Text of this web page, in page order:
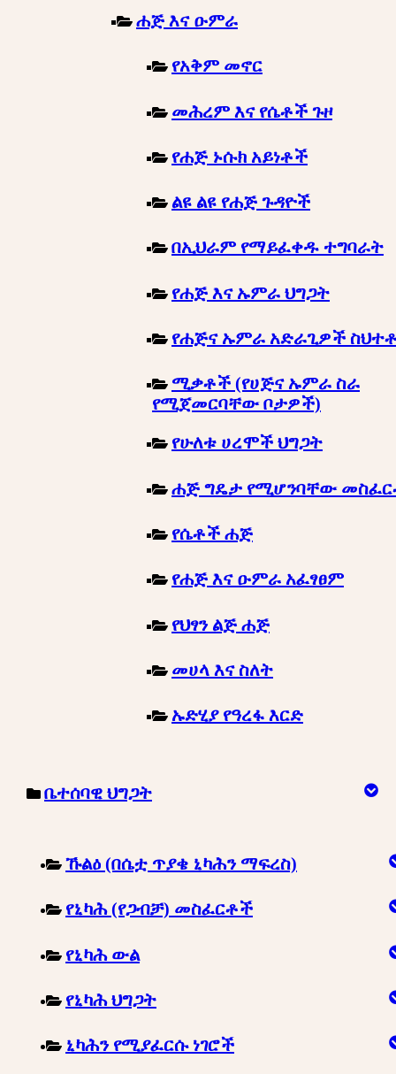
ሐጅ እና ዑምራ
የአቅም መኖር
መሕረም እና የሴቶች ጉዞ
የሐጅ ኑሱክ አይነቶች
ልዩ ልዩ የሐጅ ጉዳዮች
በኢህራም የማይፈቀዱ ተግባራት
የሐጅ እና ኡምራ ህግጋት
የሐጅና ኡምራ አድራጊዎች
ሚቃቶች (የሀጅና ኡምራ ስራ
የሚጀመርባቸው ቦታዎች)
የሁለቱ ሀረሞች ህግጋት
ሐጅ ግዴታ የሚሆንባቸው
የሴቶች ሐጅ
የሐጅ እና ዑምራ አፈፃፀም
የህፃን ልጅ ሐጅ
መሀላ እና ስለት
ኡድሂያ የዓረፋ እርድ
ቤተሰባዊ ህግጋት
ኹልዕ (በሴቷ ጥያቄ ኒካሕን ማፍረስ)
የኒካሕ (የጋብቻ) መስፈርቶች
የኒካሕ ውል
የኒካሕ ህግጋት
ኒካሕን የሚያፈርሱ ነገሮች